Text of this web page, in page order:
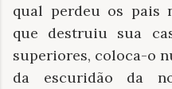
qual perdeu os pais
que destruiu sua
superiores, coloca-o
da escuridão da